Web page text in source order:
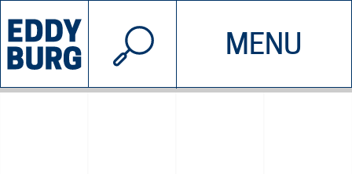
MENU
INIZIATIVE CHI SIAMO
© 2026 EDDYBURG